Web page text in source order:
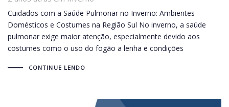
Cuidados com a Saúde Pulmonar no Inverno: Ambientes
Domésticos e Costumes na Região Sul No inverno, a saúde
pulmonar exige maior atenção, especialmente devido aos
costumes como o uso do fogão a lenha e condições
CONTINUE LENDO